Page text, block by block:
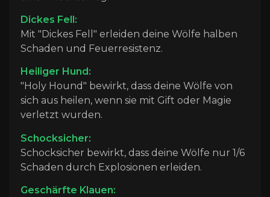
Dickes Fell:
Mit "Dickes Fell" erleiden deine Wölfe halben
Schaden und Feuerresistenz.
Heiliger Hund:
"Holy Hound" bewirkt, dass deine Wölfe von
sich aus heilen, wenn sie mit Gift oder Magie
verletzt wurden.
Schocksicher:
Schocksicher bewirkt, dass deine Wölfe nur 1/6
Schaden durch Explosionen erleiden.
Geschärfte Klauen: